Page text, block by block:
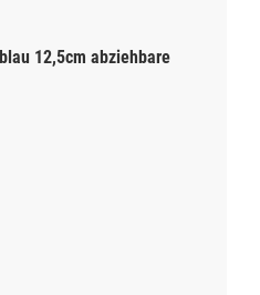
12,5cm abziehbare